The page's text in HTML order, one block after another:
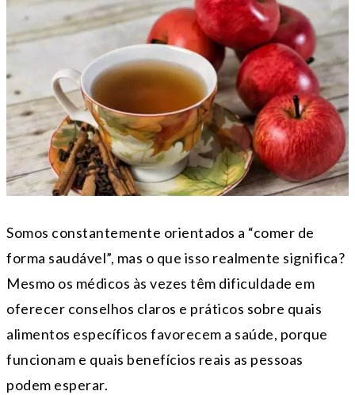
Somos constantemente orientados a “comer de
forma saudável”, mas o que isso realmente significa?
Mesmo os médicos às vezes têm dificuldade em
oferecer conselhos claros e práticos sobre quais
alimentos específicos favorecem a saúde, porque
funcionam e quais benefícios reais as pessoas
podem esperar.